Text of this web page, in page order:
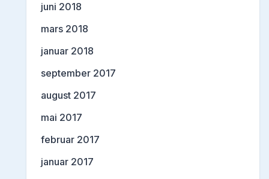
juni 2018
mars 2018
januar 2018
september 2017
august 2017
mai 2017
februar 2017
januar 2017